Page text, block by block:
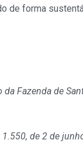
de forma
da Fazenda de
1.550, de 2 de